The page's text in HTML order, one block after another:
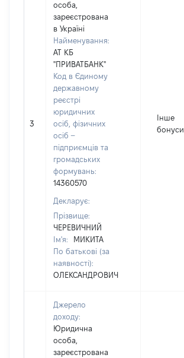
3
особа,
зареєстрована
в Україні
Найменування:
АТ КБ
"ПРИВАТБАНК"
Код в Єдиному
державному
реєстрі
юридичних
осіб, фізичних
осіб –
підприємців та
громадських
формувань:
14360570
Декларує:
Прізвище:
ЧЕРЕВИЧНИЙ
Ім'я:
МИКИТА
По батькові (за
наявності):
ОЛЕКСАНДРОВИЧ
Інше
бонуси
Джерело
доходу:
Юридична
особа,
зареєстрована